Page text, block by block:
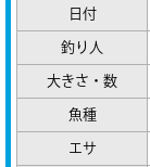
日付
釣り人
大きさ・数
魚種
エサ